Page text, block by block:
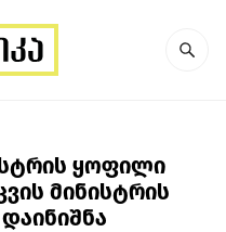
ყოფილი
მინისტრის